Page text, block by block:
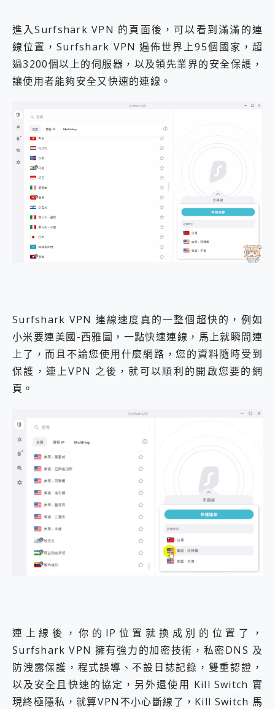
進入Surfshark VPN 的頁面後，可以看到滿滿的連
線位置，Surfshark VPN 遍佈世界上95個國家，超
過3200個以上的伺服器，以及領先業界的安全保護，
讓使用者能夠安全又快速的連線。
Surfshark VPN 連線速度真的一整個超快的，例如
小米要連美國-西雅圖，一點快速連線，馬上就瞬間連
上了，而且不論您使用什麼網路，您的資料隨時受到
保護，連上VPN 之後，就可以順利的開啟您要的網
頁。
連上線後，你的IP位置就換成別的位置了，
Surfshark VPN 擁有強力的加密技術，私密DNS 及
防洩露保護，程式誤導、不設日誌記錄，雙重認證，
以及安全且快速的協定，另外還使用 Kill Switch 實
現終極隱私，就算VPN不小心斷線了，Kill Switch 馬